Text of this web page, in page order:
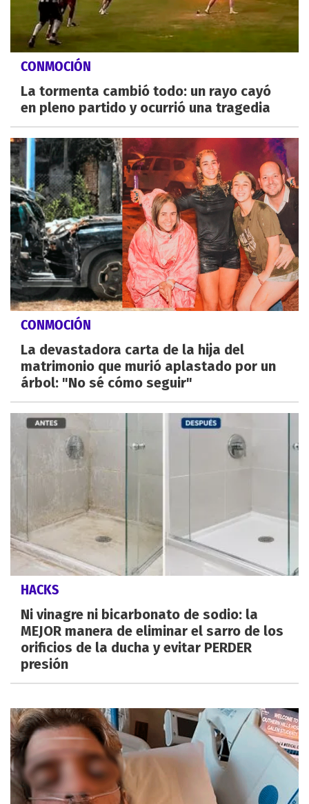
CONMOCIÓN
La tormenta cambió todo: un rayo cayó
en pleno partido y ocurrió una tragedia
CONMOCIÓN
La devastadora carta de la hija del
matrimonio que murió aplastado por un
árbol: "No sé cómo seguir"
HACKS
Ni vinagre ni bicarbonato de sodio: la
MEJOR manera de eliminar el sarro de los
orificios de la ducha y evitar PERDER
presión